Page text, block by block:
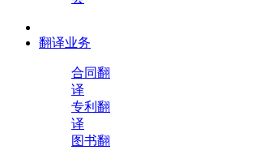
翻译业务
合同翻
译
专利翻
译
图书翻